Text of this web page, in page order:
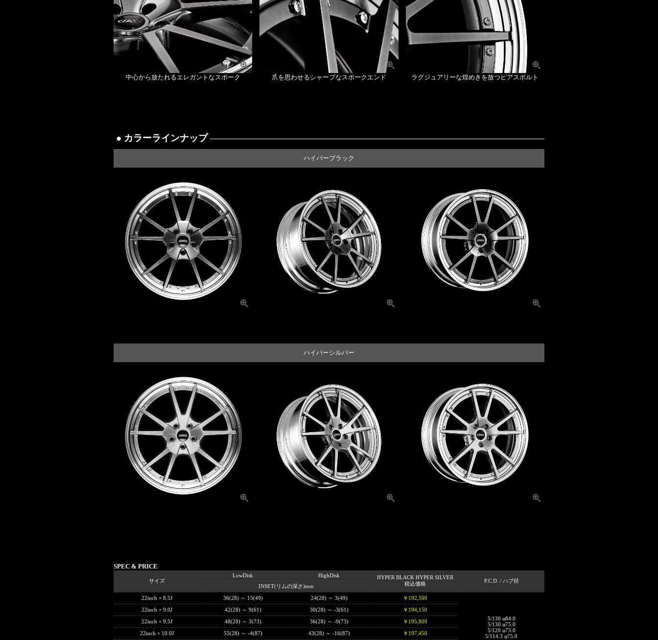
中心から放たれるエレガントなスポーク 爪を思わせるシャープなスポークエンド ラグジュアリーな煌めきを放つピアスボルト
● カラーラインナップ
ハイパーブラック
ハイパーシルバー
SPEC & PRICE
サイズ
LowDisk HighDisk
HYPER BLACK HYPER SILVER
税込価格
P.C.D. / ハブ径
INSET(リムの深さ)mm
22inch × 8.5J
36(28) ～ 15(49) 24(28) ～ 3(49) ￥192,500
5/130 φ84.0
5/130 φ75.0
5/120 φ75.0
5/114.3 φ75.0
22inch × 9.0J 42(28) ～ 9(61) 30(28) ～ -3(61)
￥194,150
22inch × 9.5J
48(28) ～ 3(73) 36(28) ～ -9(73)
￥195,800
22inch × 10.0J
55(28) ～ -4(87) 43(28) ～ -16(87) ￥197,450